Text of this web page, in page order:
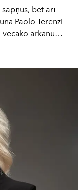
sapņus, bet arī
Paolo Terenzi
arkānu
enerģiju - katrs
kolekcija ir
nav tikai